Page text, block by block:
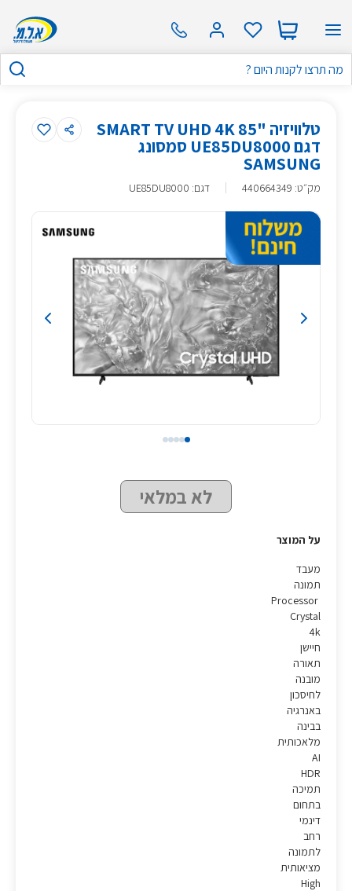
טלוויזיה "85 SMART TV UHD 4K
דגם UE85DU8000 סמסונג
SAMSUNG
מק״ט:
440664349 דגם: UE85DU8000
לא במלאי
על המוצר
מעבד
תמונה
Processor
Crystal
4k
חיישן
תאורה
מובנה
לחיסכון
באנרגיה
בבינה
מלאכותית
AI
HDR
תמיכה
בתחום
דינמי
רחב
לתמונה
מציאותית
High